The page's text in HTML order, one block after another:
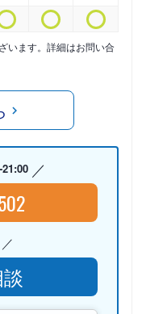
います。詳細はお問い合